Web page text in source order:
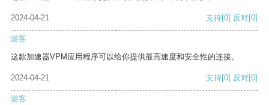
2024-04-21 支持[0] 反对[0]
游客
这款加速器VPM应用程序可以给你提供最高速度和安全性的连接。
2024-04-21 支持[0] 反对[0]
游客